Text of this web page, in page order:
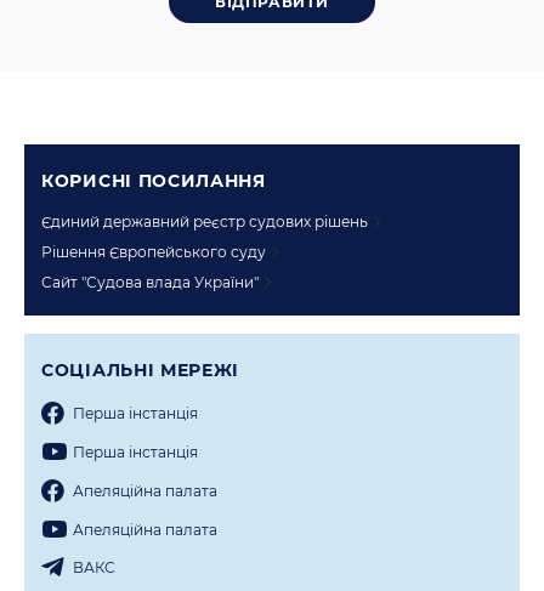
КОРИСНI ПОСИЛАННЯ
Єдиний державний реєстр судових рішень
Рішення Європейського суду
Сайт "Судова влада України"
СОЦIАЛЬНI МЕРЕЖI
Перша iнстанцiя
Перша iнстанцiя
Апеляцiйна палата
Апеляцiйна палата
ВАКС